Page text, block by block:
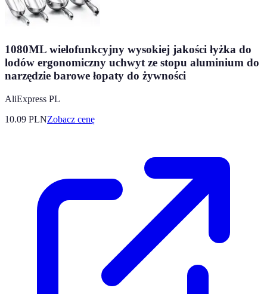
1080ML wielofunkcyjny wysokiej jakości łyżka do
lodów ergonomiczny uchwyt ze stopu aluminium do
narzędzie barowe łopaty do żywności
AliExpress PL
10.09 PLNZobacz cenę